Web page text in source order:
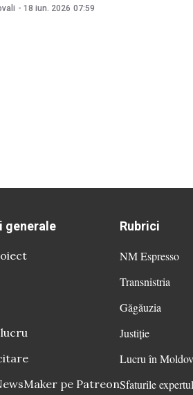
potrivit afirmațiilor sale, va avea drept
Republicii Moldova.
- 18 iun. 2026 07:59
generale
pe Patreon
Rubrici
NM Espresso
Transnistria
Găgăuzia
Justiție
Lucru în
Sfaturile